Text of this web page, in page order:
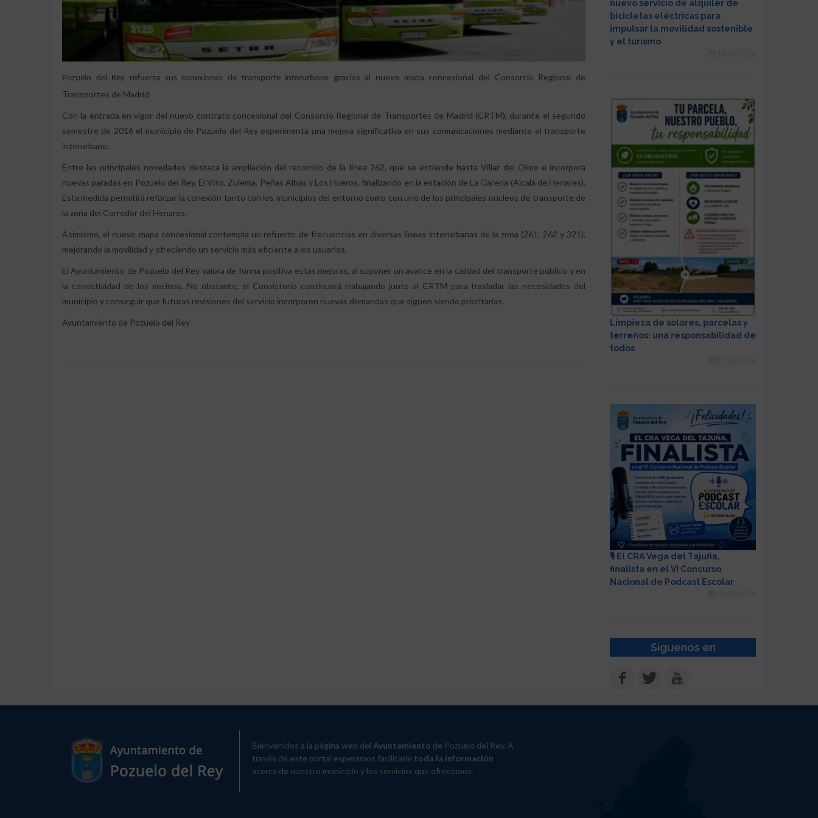
Pozuelo del Rey refuerza sus conexiones de transporte interurbano
gracias al nuevo mapa concesional del Consorcio Regional de
Transportes de Madrid
Con la entrada en vigor del nuevo contrato concesional del Consorcio Regional de Transportes de Madrid (CRTM), durante el segundo
semestre de 2016 el municipio de Pozuelo del Rey experimenta una mejora significativa en sus comunicaciones mediante el transporte
interurbano.
Entre las principales novedades destaca la ampliación del recorrido de la línea 262, que se extiende hasta Villar del Olmo e incorpora
nuevas paradas en Pozuelo del Rey, El Viso, Zulema, Peñas Albas y Los Hueros, finalizando en la estación de La Garena (Alcalá de Henares).
Esta medida permitirá reforzar la conexión tanto con los municipios del entorno como con uno de los principales núcleos de transporte de
la zona del Corredor del Henares.
Asimismo, el nuevo mapa concesional contempla un refuerzo de frecuencias en diversas líneas interurbanas de la zona (261, 262 y 321),
mejorando la movilidad y ofreciendo un servicio más eficiente a los usuarios.
El Ayuntamiento de Pozuelo del Rey valora de forma positiva estas mejoras, al suponer un avance en la calidad del transporte público y en
la conectividad de los vecinos. No obstante, el Consistorio continuará trabajando junto al CRTM para trasladar las necesidades del
municipio y conseguir que futuras revisiones del servicio incorporen nuevas demandas que siguen siendo prioritarias.
Ayuntamiento de Pozuelo del Rey
nuevo servicio de alquiler de
bicicletas eléctricas para
impulsar la movilidad sostenible
y el turismo
Limpieza de solares, parcelas y
terrenos: una responsabilidad de
todos
🎙️ El CRA Vega del Tajuña,
finalista en el VI Concurso
Nacional de Podcast Escolar
Síguenos en
Bienvenidos a la página web del Ayuntamiento de Pozuelo del Rey. A
través de este portal esperamos facilitarle toda la información
acerca de nuestro municipio y los servicios que ofrecemos.